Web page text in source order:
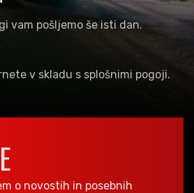
vam pošljemo še isti dan.
v skladu s splošnimi pogoji.
o novostih in posebnih